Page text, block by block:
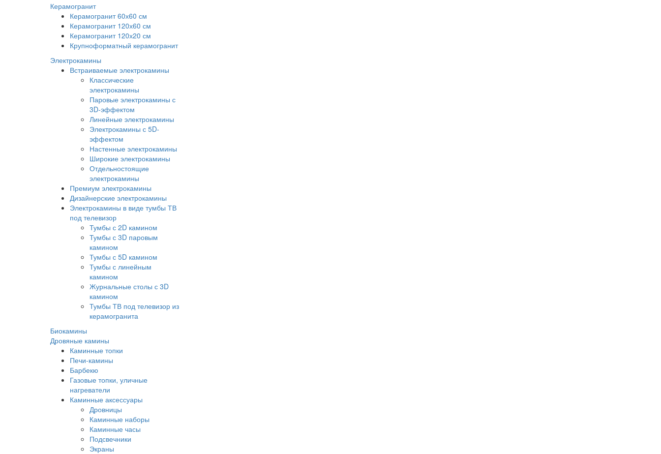
Керамогранит
Керамогранит 60х60 см
Керамогранит 120х60 см
Керамогранит 120х20 см
Крупноформатный керамогранит
Электрокамины
Встраиваемые электрокамины
Классические
электрокамины
Паровые электрокамины с
3D-эффектом
Линейные электрокамины
Электрокамины с 5D-
эффектом
Настенные электрокамины
Широкие электрокамины
Отдельностоящие
электрокамины
Премиум электрокамины
Дизайнерские электрокамины
Электрокамины в виде тумбы ТВ
под телевизор
Тумбы с 2D камином
Тумбы с 3D паровым
камином
Тумбы с 5D камином
Тумбы с линейным
камином
Журнальные столы с 3D
камином
Тумбы ТВ под телевизор из
керамогранита
Биокамины
Дровяные камины
Каминные топки
Печи-камины
Барбекю
Газовые топки, уличные
нагреватели
Каминные аксессуары
Дровницы
Каминные наборы
Каминные часы
Подсвечники
Экраны